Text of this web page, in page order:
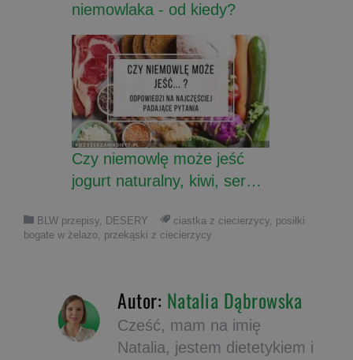
niemowlaka - od kiedy?
Czy niemowlę może jeść
jogurt naturalny, kiwi, ser…
BLW przepisy, DESERY ciastka z ciecierzycy, posiłki
bogate w żelazo, przekąski z ciecierzycy
Autor: Natalia Dąbrowska
Cześć, mam na imię
Natalia, jestem dietetykiem i